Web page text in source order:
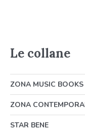
Le collane
ZONA MUSIC
ZONA
STAR BENE